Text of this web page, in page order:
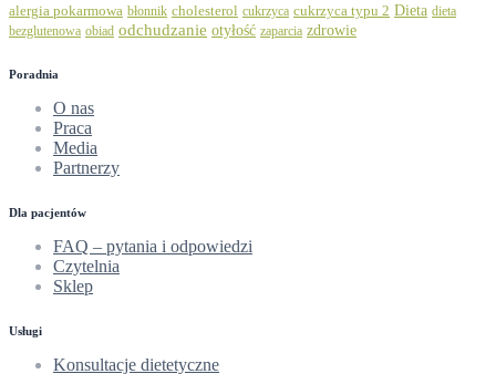
alergia pokarmowa błonnik cholesterol cukrzyca cukrzyca typu 2 Dieta dieta
bezglutenowa obiad odchudzanie otyłość zaparcia zdrowie
Poradnia
O nas
Praca
Media
Partnerzy
Dla pacjentów
FAQ – pytania i odpowiedzi
Czytelnia
Sklep
Usługi
Konsultacje dietetyczne